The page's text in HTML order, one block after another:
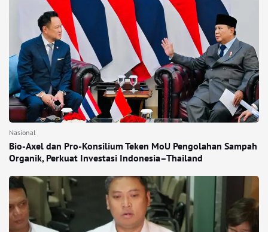
Nasional
Bio-Axel dan Pro-Konsilium Teken MoU Pengolahan Sampah
Organik, Perkuat Investasi Indonesia–Thailand